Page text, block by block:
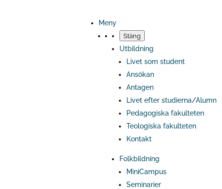
Meny
Stäng
Utbildning
Livet som student
Ansökan
Antagen
Livet efter studierna/Alumn
Pedagogiska fakulteten
Teologiska fakulteten
Kontakt
Folkbildning
MiniCampus
Seminarier